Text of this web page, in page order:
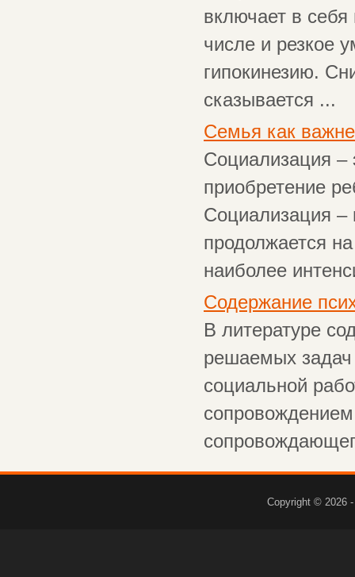
включает в
числе и резкое
гипокинезию.
сказывается ...
Семья как
Социализация –
приобретение
Социализация –
продолжается
наиболее
Содержание
В литературе
решаемых задач
социальной
Copyright © 2026